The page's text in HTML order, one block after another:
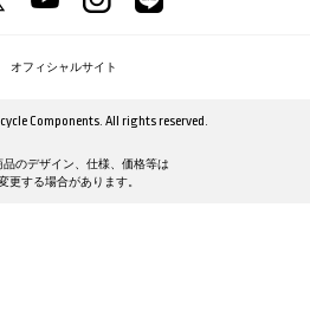
オフィシャルサイト
Components. All rights reserved.
のデザイン、仕様、価格等は
更する場合があります。